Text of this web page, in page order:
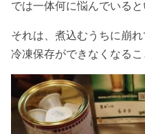
では一体何に悩んでいると
それは、煮込むうちに崩
冷凍保存ができなくなるこ